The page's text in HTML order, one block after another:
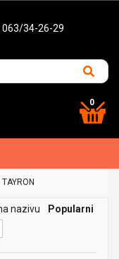
063/34-26-29
0
TAYRON
nazivu
Popularni